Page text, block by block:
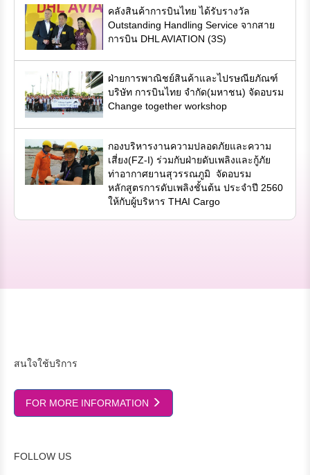
คลังสินค้าการบินไทย ได้รับรางวัล
Outstanding Handling Service จากสาย
การบิน DHL AVIATION (3S)
ฝ่ายการพาณิชย์สินค้าและไปรษณียภัณฑ์
บริษัท การบินไทย จำกัด(มหาชน) จัดอบรม
Change together workshop
กองบริหารงานความปลอดภัยและความ
เสี่ยง(FZ-I) ร่วมกับฝ่ายดับเพลิงและกู้ภัย
ท่าอากาศยานสุวรรณภูมิ จัดอบรม
หลักสูตรการดับเพลิงชั้นต้น ประจำปี 2560
ให้กับผู้บริหาร THAI Cargo
สนใจใช้บริการ
FOR MORE INFORMATION
FOLLOW US